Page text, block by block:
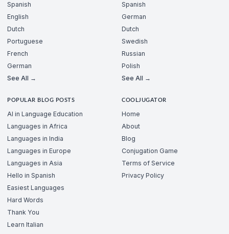
Spanish
English
Dutch
Portuguese
French
German
See All →
Spanish
German
Dutch
Swedish
Russian
Polish
See All →
POPULAR BLOG POSTS
AI in Language Education
Languages in Africa
Languages in India
Languages in Europe
Languages in Asia
Hello in Spanish
Easiest Languages
Hard Words
Thank You
Learn Italian
COOLJUGATOR
Home
About
Blog
Conjugation Game
Terms of Service
Privacy Policy